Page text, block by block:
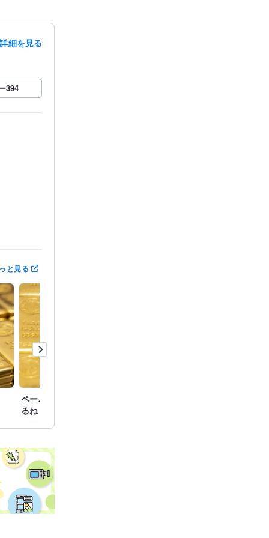
細を見る
394
側で楽しく
ろと押し
　無償では
~ 現在
せ
2020
と見る
ペーパーアセットは終わ
るね